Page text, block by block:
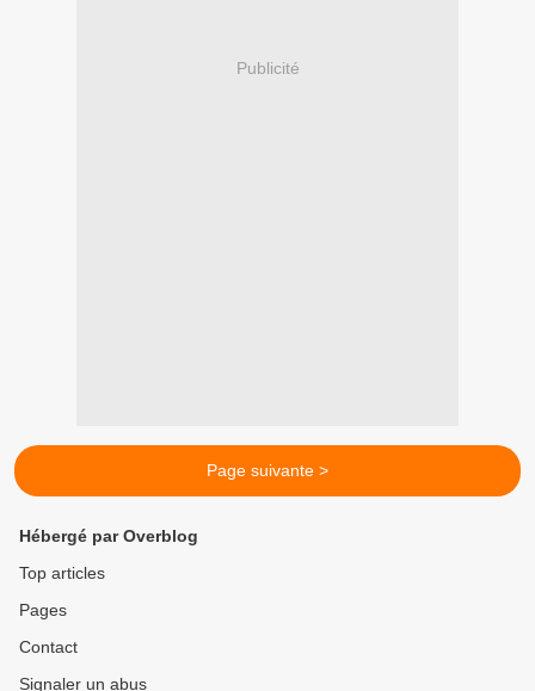
Publicité
Page suivante >
Hébergé par Overblog
Top articles
Pages
Contact
Signaler un abus